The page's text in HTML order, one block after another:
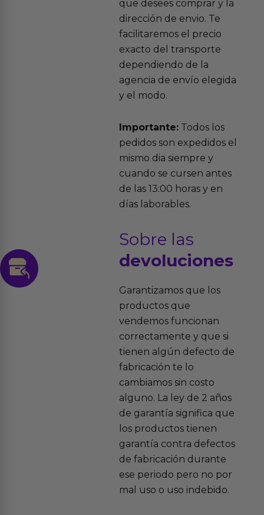
que desees comprar y la
dirección de envio. Te
facilitaremos el precio
exacto del transporte
dependiendo de la
agencia de envío elegida
y el modo.
Importante:Todos los
pedidos son expedidos el
mismo dia siempre y
cuando se cursen antes
de las 13:00 horas y en
días laborables.
Sobre las
devoluciones
Garantizamos que los
productos que
vendemos funcionan
correctamente y que si
tienen algún defecto de
fabricación te lo
cambiamos sin costo
alguno. La ley de 2 años
de garantía significa que
los productos tienen
garantía contra defectos
de fabricación durante
ese periodo pero no por
mal uso o uso indebido.